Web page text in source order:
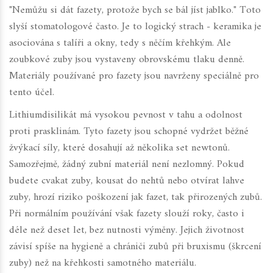
"Nemůžu si dát fazety, protože bych se bál jíst jablko." Toto
slyší stomatologové často. Je to logický strach - keramika je
asociována s talíři a okny, tedy s něčím křehkým. Ale
zoubkové zuby jsou vystaveny obrovskému tlaku denně.
Materiály používané pro fazety jsou navrženy speciálně pro
tento účel.
Lithiumdisilikát má vysokou pevnost v tahu a odolnost
proti prasklinám. Tyto fazety jsou schopné vydržet běžné
žvýkací síly, které dosahují až několika set newtonů.
Samozřejmě, žádný zubní materiál není nezlomný. Pokud
budete cvakat zuby, kousat do nehtů nebo otvírat lahve
zuby, hrozí riziko poškození jak fazet, tak přirozených zubů.
Při normálním používání však fazety slouží roky, často i
déle než deset let, bez nutnosti výměny. Jejich životnost
závisí spíše na hygieně a chrániči zubů při bruxismu (škrcení
zuby) než na křehkosti samotného materiálu.